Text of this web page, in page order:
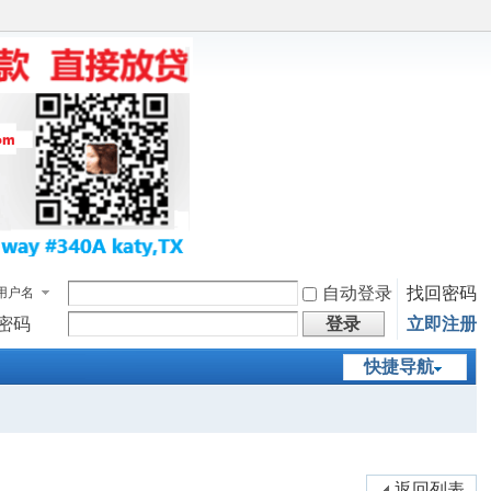
户名 自动登录
找回密码
码
登录 立即注册
快捷导航